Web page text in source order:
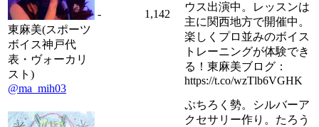
東麻美(スポーツ
ボイス神戸代
表・ヴォーカリ
スト)
@ma_mih03
- 1,142
ウス出演中。レッスンは
主に関西地方で開催中。
楽しくプロ並みのボイス
トレーニングが体験でき
る！東麻美ブログ：
https://t.co/wzTlb6VGHK
ぷちろく勢。シルバーア
クセサリー作り。たろう